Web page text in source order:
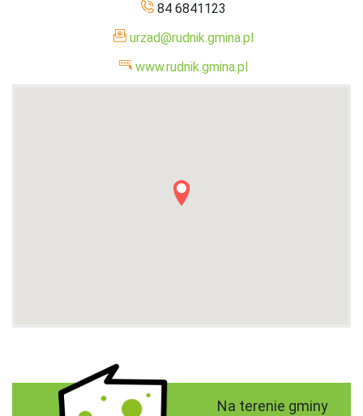
84 6841123
urzad@rudnik.gmina.pl
www.rudnik.gmina.pl
Na terenie gminy